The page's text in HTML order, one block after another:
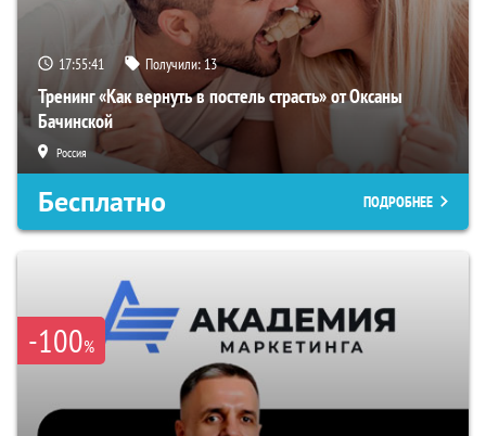
17:55:40 Получили:13
Тренинг «Как вернуть в постель страсть» от Оксаны
Бачинской
Россия
Бесплатно ПОДРОБНЕЕ
-100%